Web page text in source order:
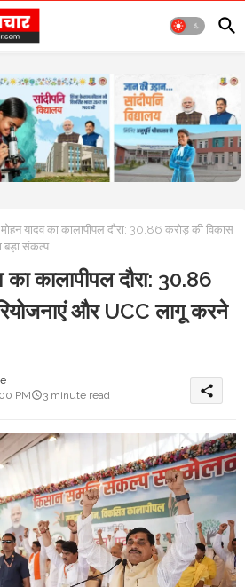
यादव का कालापीपल दौरा: 30.86 करोड़ की विकास
बड़ा संकल्प
का कालापीपल दौरा: 30.86
और UCC लागू करने
PM
3 minute read share